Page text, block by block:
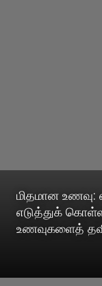
மிதமான உணவு:
எடுத்துக்
உணவுகளைத்